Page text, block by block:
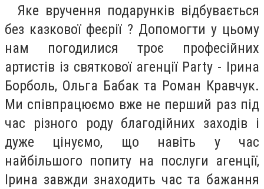
Яке вручення подарунків відбувається
без казкової феєрії ? Допомогти у цьому
нам погодилися троє професійних
артистів із святкової агенції Party - Ірина
Борболь, Ольга Бабак та Роман Кравчук.
Ми співпрацюємо вже не перший раз під
час різного роду благодійних заходів і
дуже цінуємо, що навіть у час
найбільшого попиту на послуги агенції,
Ірина завжди знаходить час та бажання